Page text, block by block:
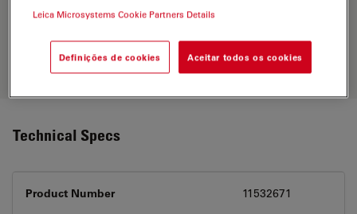
Discover the perfect solution. Explore
your needs.
Technical Specs
Product Number 11532671
Leica Microsystems Cookie Partners Details
Definições de cookies Aceitar todos os cookies